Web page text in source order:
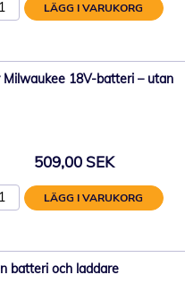
LÄGG I VARUKORG
18V-batteri – utan
509,00 SEK
LÄGG I VARUKORG
batteri och laddare